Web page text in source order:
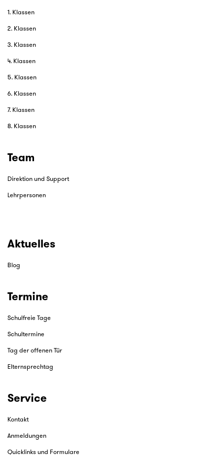
1. Klassen
2. Klassen
3. Klassen
4. Klassen
5. Klassen
6. Klassen
7. Klassen
8. Klassen
Team
Direktion und Support
Lehrpersonen
Aktuelles
Blog
Termine
Schulfreie Tage
Schultermine
Tag der offenen Tür
Elternsprechtag
Service
Kontakt
Anmeldungen
Quicklinks und Formulare